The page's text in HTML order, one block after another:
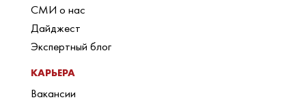
СМИ о нас
Дайджест
Экспертный блог
КАРЬЕРА
Вакансии